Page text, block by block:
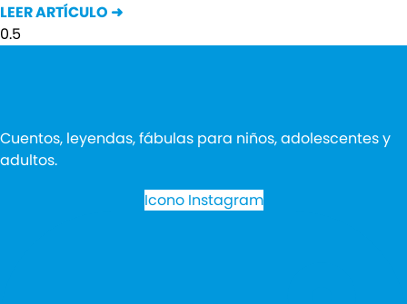
LEER ARTÍCULO ➜
Cuentos, leyendas, fábulas para niños, adolescentes y
adultos.
Icono Instagram